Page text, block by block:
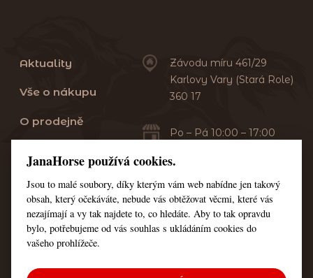
Aktuality
Vše o nákupu
O prodejně
Servis
Kontakt
Nastavení cookies
Závodu míru 461/29
Karlovy Vary (Stará Role)
360 17
Po – Pá 10:00 – 17:00
+420 353 549 410
+420 608 444 378
JanaHorse používá cookies.
Jsou to malé soubory, díky kterým vám web nabídne jen takový
obsah, který očekáváte, nebude vás obtěžovat věcmi, které vás
nezajímají a vy tak najdete to, co hledáte. Aby to tak opravdu
bylo, potřebujeme od vás souhlas s ukládáním cookies do
vašeho prohlížeče.